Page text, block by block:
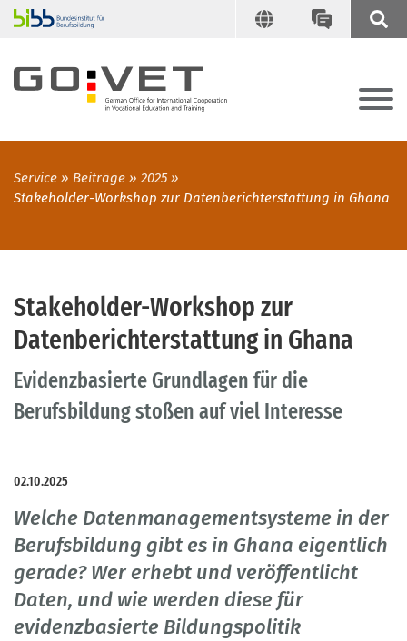
Service Beiträge
2025
Stakeholder-Workshop zur Datenberichterstattung in Ghana
Stakeholder-Workshop zur
Datenberichterstattung in Ghana
Evidenzbasierte Grundlagen für die
Berufsbildung stoßen auf viel Interesse
02.10.2025
Welche Datenmanagementsysteme in der
Berufsbildung gibt es in Ghana eigentlich
gerade? Wer erhebt und veröffentlicht
Daten, und wie werden diese für
evidenzbasierte Bildungspolitik